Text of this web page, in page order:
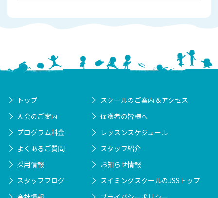
トップ
スクールのご案内＆アクセス
入会のご案内
保護者の皆様へ
プログラム料金
レッスンスケジュール
よくあるご質問
スタッフ紹介
採用情報
お知らせ情報
スタッフブログ
スイミングスクールのJSSトップ